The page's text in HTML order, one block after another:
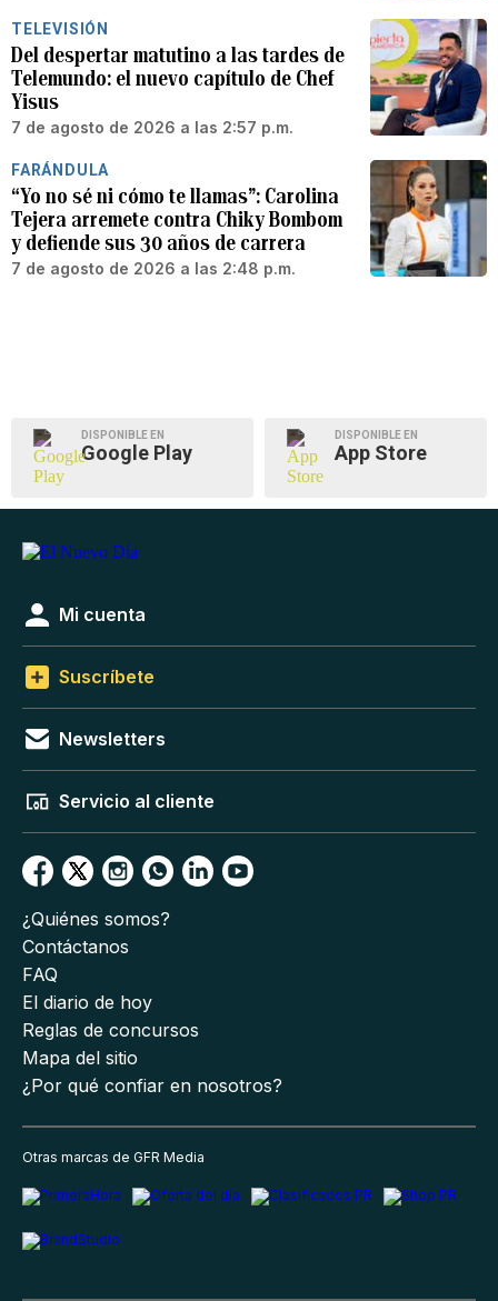
TELEVISIÓN
Del despertar matutino a las tardes de
Telemundo: el nuevo capítulo de Chef
Yisus
7 de agosto de 2026 a las 2:57 p.m.
FARÁNDULA
“Yo no sé ni cómo te llamas”: Carolina
Tejera arremete contra Chiky Bombom
y defiende sus 30 años de carrera
7 de agosto de 2026 a las 2:48 p.m.
DISPONIBLE EN
Google Play
DISPONIBLE EN
App Store
Mi cuenta
Suscríbete
Newsletters
Servicio al cliente
¿Quiénes somos?
Contáctanos
FAQ
El diario de hoy
Reglas de concursos
Mapa del sitio
¿Por qué confiar en nosotros?
Otras marcas de GFR Media